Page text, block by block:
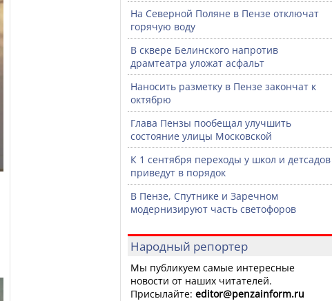
На Северной Поляне в Пензе отключат
горячую воду
В сквере Белинского напротив
драмтеатра уложат асфальт
Наносить разметку в Пензе закончат к
октябрю
Глава Пензы пообещал улучшить
состояние улицы Московской
К 1 сентября переходы у школ и детсадов
приведут в порядок
В Пензе, Спутнике и Заречном
модернизируют часть светофоров
Народный репортер
Мы публикуем самые интересные
новости от наших читателей.
Присылайте: editor@penzainform.ru